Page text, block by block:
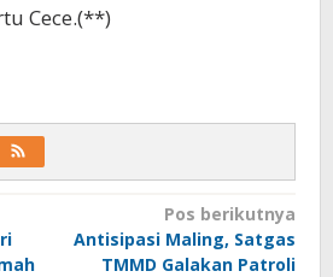
Cece.(**)
Pos berikutnya
Antisipasi Maling, Satgas
TMMD Galakan Patroli